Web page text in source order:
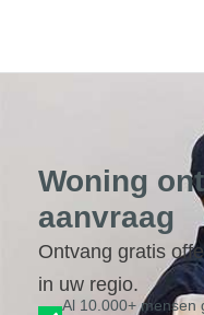
Woning
aanvraag
Ontvang gratis
in uw regio.
Al 10.000+ mensen